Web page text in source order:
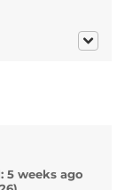
5 weeks ago